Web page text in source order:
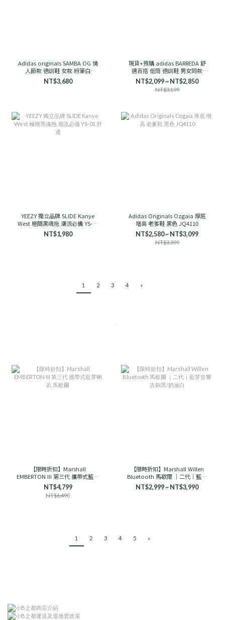
Adidas originals SAMBA OG 情
人節款 德訓鞋 女款 粉筆白
HP3658
NT$3,680
現貨+預購 adidas BARREDA 舒
適百搭 低筒 德訓鞋 男女同款
KH6999 深灰色
NT$2,099 ~ NT$2,850
NT$3,199
YEEZY 獨立品牌 SLIDE Kanye
West 極簡黑魂拖 潮流必備 YS-01
舒適
NT$1,980
Adidas Originals Ozgaia 厚底
增高 老爹鞋 黑色 JQ4110
NT$2,580 ~ NT$3,099
NT$3,399
1 2 3 4 »
【限時折扣】Marshall
EMBERTON III 第三代 攜帶式藍芽
喇叭 馬歇爾
NT$4,799
NT$6,490
【限時折扣】Marshall Willen
Bluetooth 馬歇爾 ｜二代｜藍芽
音響 古銅黑/奶油白
NT$2,999 ~ NT$3,990
1 2 3 4 5 »